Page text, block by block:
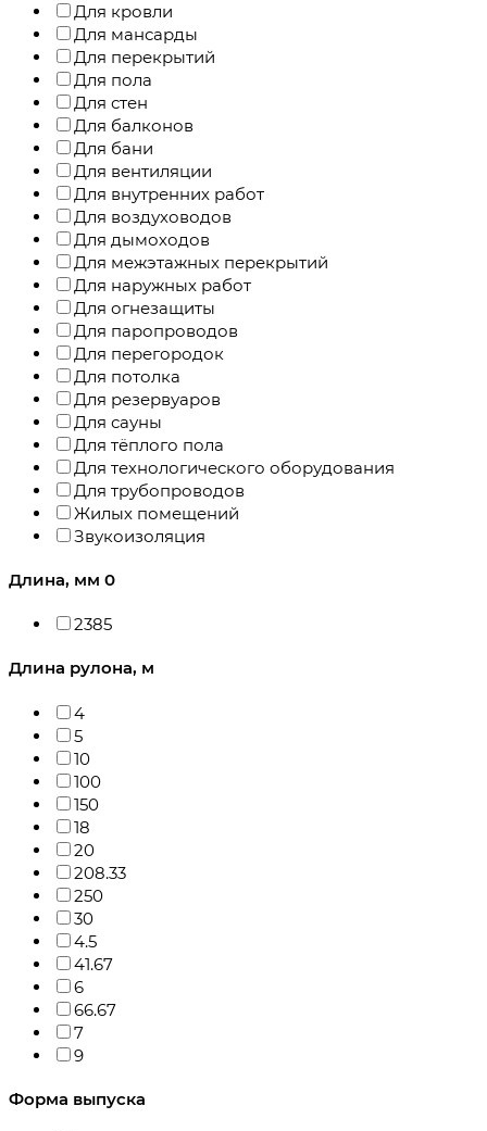
Для кровли
Для мансарды
Для перекрытий
Для пола
Для стен
Для балконов
Для бани
Для вентиляции
Для внутренних работ
Для воздуховодов
Для дымоходов
Для межэтажных перекрытий
Для наружных работ
Для огнезащиты
Для паропроводов
Для перегородок
Для потолка
Для резервуаров
Для сауны
Для тёплого пола
Для технологического оборудования
Для трубопроводов
Жилых помещений
Звукоизоляция
Длина, мм 0
2385
Длина рулона, м
4
5
10
100
150
18
20
208.33
250
30
4.5
41.67
6
66.67
7
9
Форма выпуска